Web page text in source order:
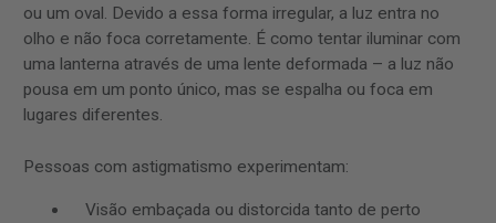
ou um oval. Devido a essa forma irregular, a luz entra no
olho e não foca corretamente. É como tentar iluminar com
uma lanterna através de uma lente deformada – a luz não
pousa em um ponto único, mas se espalha ou foca em
lugares diferentes.
Pessoas com astigmatismo experimentam:
Visão embaçada ou distorcida tanto de perto